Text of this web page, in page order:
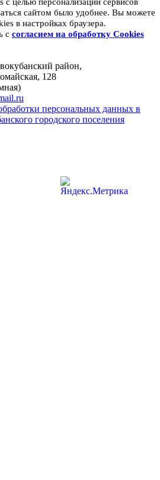
сайтом было удобнее. Вы можете
в настройках браузера.
с согласием на обработку Cookies
район,
128
персональных данных в
городского поселения